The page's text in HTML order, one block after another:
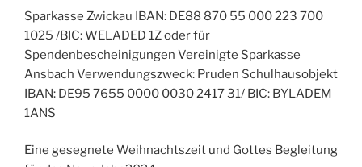
Sparkasse Zwickau IBAN: DE88 870 55 000 223 700
1025 /BIC: WELADED 1Z oder für
Spendenbescheinigungen Vereinigte Sparkasse
Ansbach Verwendungszweck: Pruden Schulhausobjekt
IBAN: DE95 7655 0000 0030 2417 31/ BIC: BYLADEM
1ANS
Eine gesegnete Weihnachtszeit und Gottes Begleitung